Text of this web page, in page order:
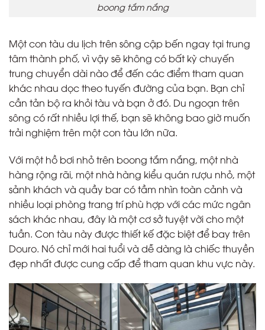
boong tắm nắng
Một con tàu du lịch trên sông cập bến ngay tại trung
tâm thành phố, vì vậy sẽ không có bất kỳ chuyến
trung chuyển dài nào để đến các điểm tham quan
khác nhau dọc theo tuyến đường của bạn. Bạn chỉ
cần tản bộ ra khỏi tàu và bạn ở đó. Du ngoạn trên
sông có rất nhiều lợi thế, bạn sẽ không bao giờ muốn
trải nghiệm trên một con tàu lớn nữa.
Với một hồ bơi nhỏ trên boong tắm nắng, một nhà
hàng rộng rãi, một nhà hàng kiểu quán rượu nhỏ, một
sảnh khách và quầy bar có tầm nhìn toàn cảnh và
nhiều loại phòng trang trí phù hợp với các mức ngân
sách khác nhau, đây là một cơ sở tuyệt vời cho một
tuần. Con tàu này được thiết kế đặc biệt để bay trên
Douro. Nó chỉ mới hai tuổi và dễ dàng là chiếc thuyền
đẹp nhất được cung cấp để tham quan khu vực này.